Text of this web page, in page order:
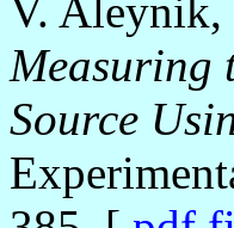
V. Aleynik,
Measuring
Source